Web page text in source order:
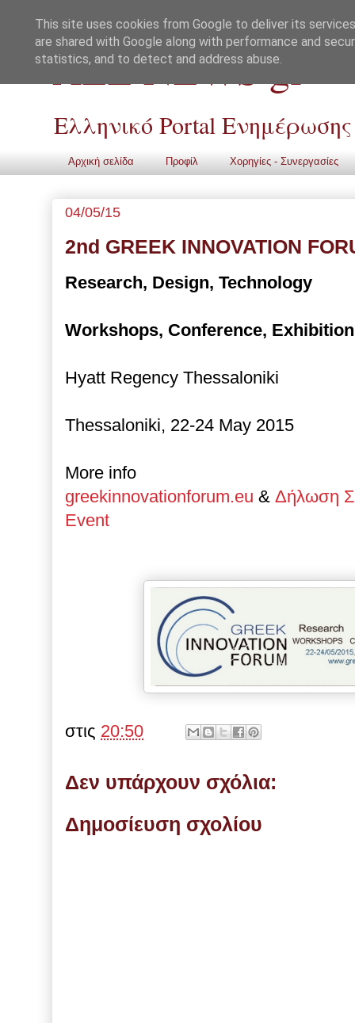
ALL NEWS gr
Ελληνικό Portal Ενημέρωσης
Αρχική σελίδα Προφίλ Χορηγίες - Συνεργασίες
04/05/15
2nd GREEK INNOVATION
Research, Design, Technology
Workshops, Conference, Exhibition
Hyatt Regency Thessaloniki
Thessaloniki, 22-24 May 2015
More info
greekinnovationforum.eu & Δήλωση
Event
στις 20:50
Δεν υπάρχουν σχόλια:
Δημοσίευση σχολίου
This site uses cookies from Google to deliver its
are shared with Google along with performance and
statistics, and to detect and address abuse.